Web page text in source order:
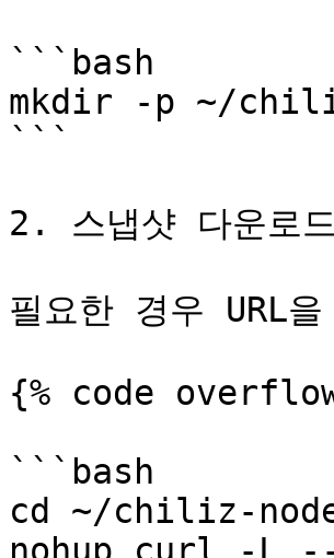
```bash
mkdir -p ~/
```
2. 스냅샷 다운로
필요한 경우 URL
{% code
```bash
cd ~/chiliz-